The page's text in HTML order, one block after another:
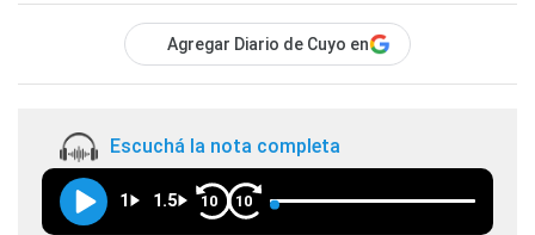
Agregar Diario de Cuyo en
Escuchá la nota completa
1 1.5 10 10